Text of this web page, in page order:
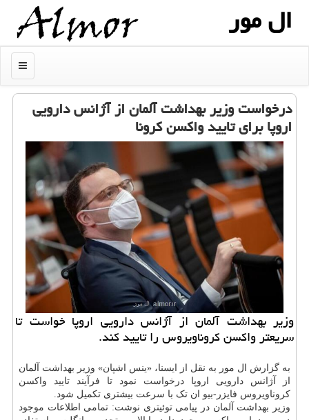
ال مور
منو
درخواست وزیر بهداشت آلمان از آژانس دارویی
اروپا برای تایید واكسن كرونا
وزیر بهداشت آلمان از آژانس دارویی اروپا خواست تا
سریعتر واکسن کروناویروس را تایید کند.
به گزارش ال مور به نقل از ایسنا، «ینس اشپان» وزیر بهداشت آلمان
از آژانس دارویی اروپا درخواست نمود تا فرآیند تایید واکسن
کروناویروس فایزر-بیو ان تک با سرعت بیشتری تکمیل شود.
وزیر بهداشت آلمان در پیامی توئیتری نوشت: تمامی اطلاعات موجود